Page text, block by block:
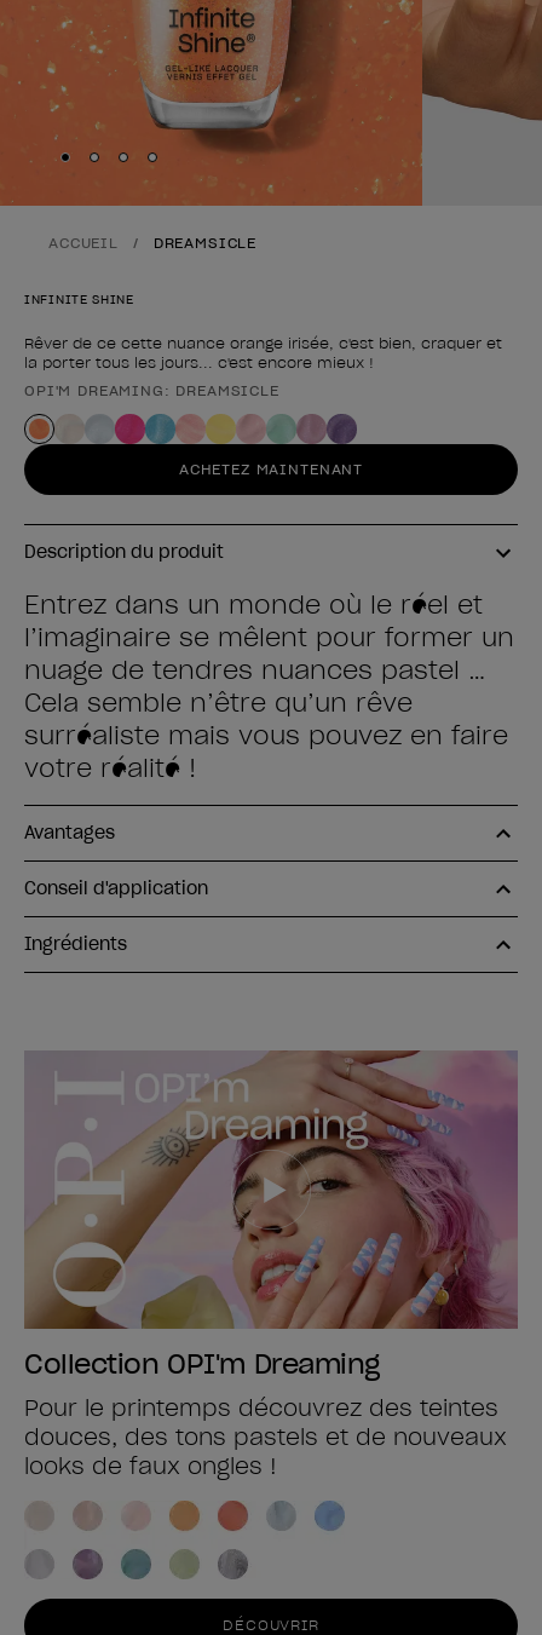
Skip to slide
Skip to slide
Skip to slide
Skip to slide
ACCUEIL DREAMSICLE
INFINITE SHINE
Rêver de ce cette nuance orange irisée, c'est bien, craquer et
la porter tous les jours... c'est encore mieux !
Forme du produit
OPI'M DREAMING: DREAMSICLE
ACHETEZ MAINTENANT
Description du produit
Entrez dans un monde où le réel et
l’imaginaire se mêlent pour former un
nuage de tendres nuances pastel …
Cela semble n’être qu’un rêve
surréaliste mais vous pouvez en faire
votre réalité !
Avantages
Conseil d'application
Ingrédients
Collection OPI'm Dreaming
Pour le printemps découvrez des teintes
douces, des tons pastels et de nouveaux
looks de faux ongles !
DÉCOUVRIR